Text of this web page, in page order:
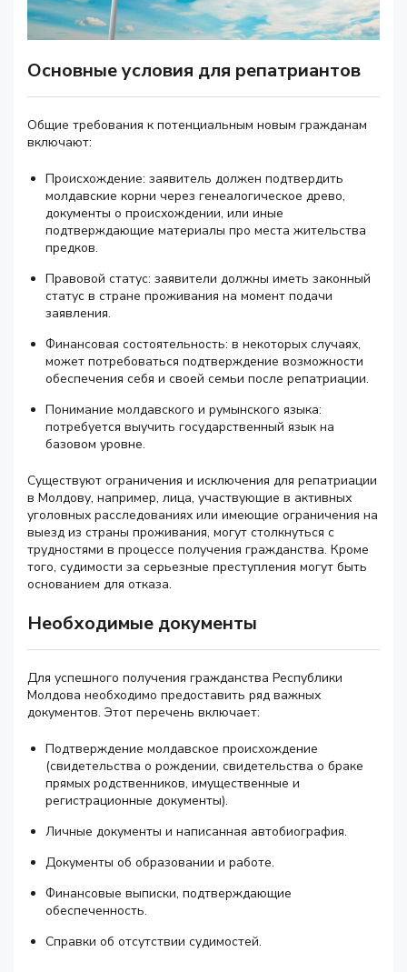
Основные условия для репатриантов
Общие требования к потенциальным новым гражданам
включают:
Происхождение: заявитель должен подтвердить
молдавские корни через генеалогическое древо,
документы о происхождении, или иные
подтверждающие материалы про места жительства
предков.
Правовой статус: заявители должны иметь законный
статус в стране проживания на момент подачи
заявления.
Финансовая состоятельность: в некоторых случаях,
может потребоваться подтверждение возможности
обеспечения себя и своей семьи после репатриации.
Понимание молдавского и румынского языка:
потребуется выучить государственный язык на
базовом уровне.
Существуют ограничения и исключения для репатриации
в Молдову, например, лица, участвующие в активных
уголовных расследованиях или имеющие ограничения на
выезд из страны проживания, могут столкнуться с
трудностями в процессе получения гражданства. Кроме
того, судимости за серьезные преступления могут быть
основанием для отказа.
Необходимые документы
Для успешного получения гражданства Республики
Молдова необходимо предоставить ряд важных
документов. Этот перечень включает:
Подтверждение молдавское происхождение
(свидетельства о рождении, свидетельства о браке
прямых родственников, имущественные и
регистрационные документы).
Личные документы и написанная автобиография.
Документы об образовании и работе.
Финансовые выписки, подтверждающие
обеспеченность.
Справки об отсутствии судимостей.